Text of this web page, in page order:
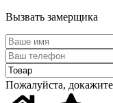
Вызвать замерщика
Пожалуйста,